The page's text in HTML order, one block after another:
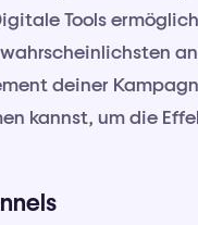
Tools
deiner
kannst, um die